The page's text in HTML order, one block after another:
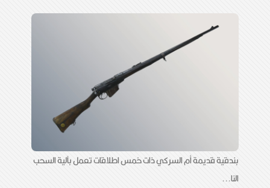
بندقية قديمة أم السركي ذات خمس اطلاقات تعمل بآلية السحب
النا...